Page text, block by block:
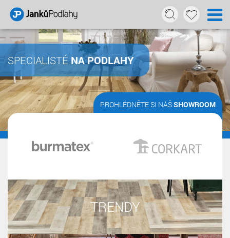
SPECIALISTÉNA PODLAHY
PROHLÉDNĚTE SI NÁŠSHOWROOM
TRENDY